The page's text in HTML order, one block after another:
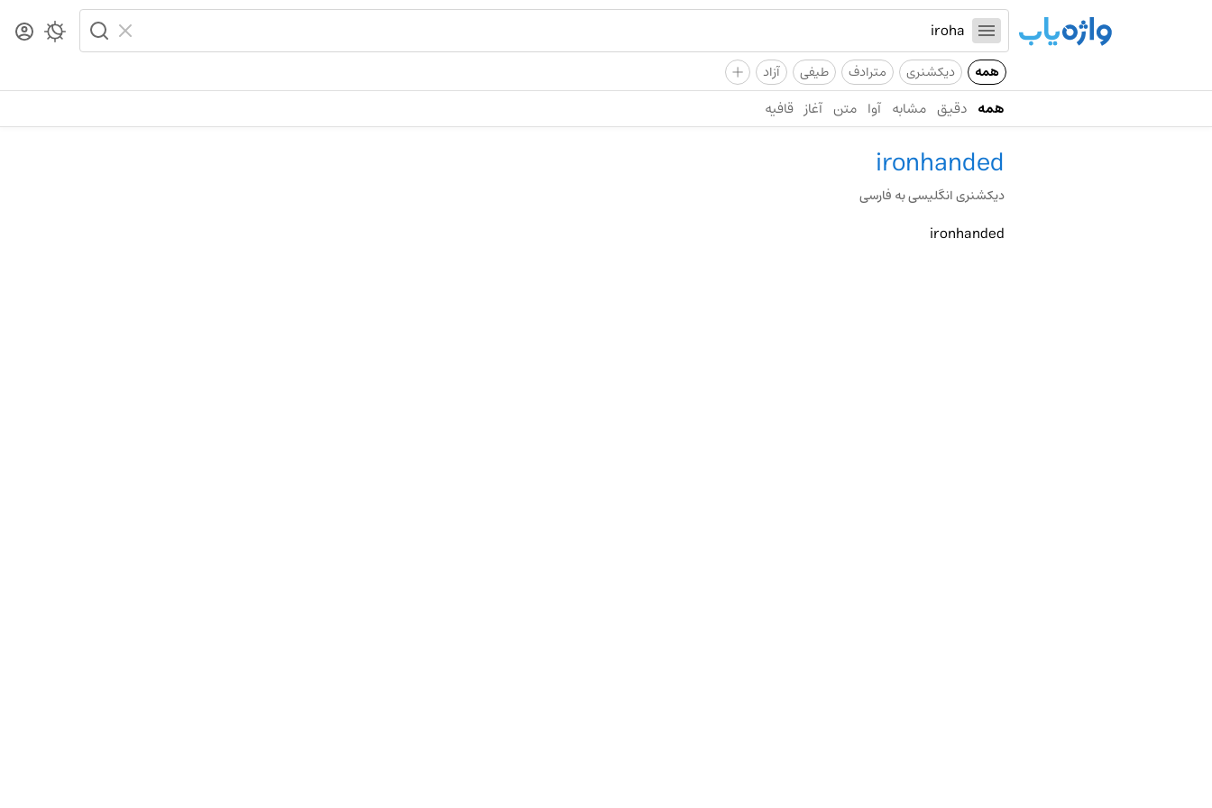
همه دیکشنری مترادف طیفی آزاد +
همه دقیق مشابه آوا متن آغاز قافیه
ironhanded
دیکشنری انگلیسی به فارسی
ironhanded